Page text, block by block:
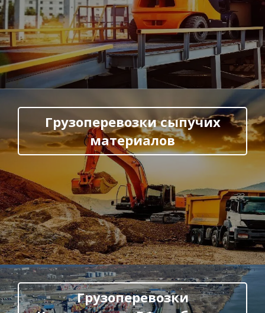
Грузоперевозки сыпучих
материалов
Грузоперевозки